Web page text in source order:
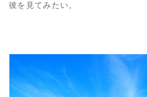
彼を見てみたい。